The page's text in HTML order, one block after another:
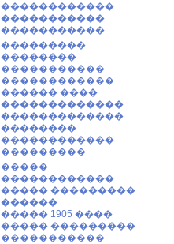
������������
�����������
�����������
���������
��������
�����������
������������
������ ����
�������������
�������������
��������
������������
���������
�����
������������
����� ���������
������
����� 1905 ����
����� ���������
�����������